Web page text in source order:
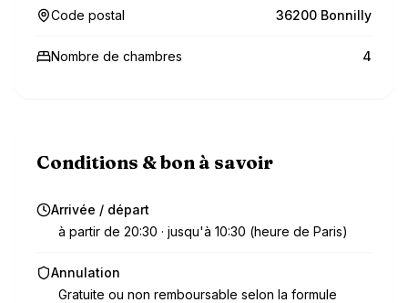
Code postal 36200 Bonnilly
Nombre de chambres 4
Conditions & bon à savoir
Arrivée / départ
à partir de 20:30 · jusqu'à 10:30 (heure de Paris)
Annulation
Gratuite ou non remboursable selon la formule